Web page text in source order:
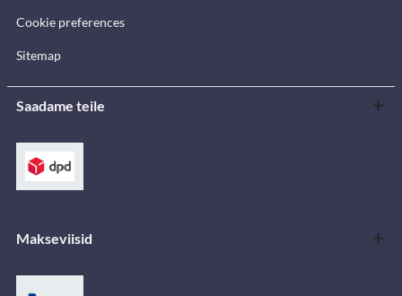
Cookie preferences
Sitemap
Saadame teile
Makseviisid